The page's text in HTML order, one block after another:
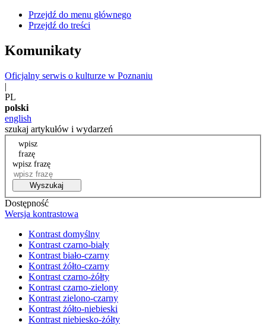
Przejdź do menu głównego
Przejdź do treści
Komunikaty
Oficjalny serwis o kulturze w Poznaniu
|
PL
polski
english
szukaj artykułów i wydarzeń
wpisz
frazę
wpisz frazę
Wyszukaj
Dostępność
Wersja kontrastowa
Kontrast domyślny
Kontrast czarno-biały
Kontrast biało-czarny
Kontrast żółto-czarny
Kontrast czarno-żółty
Kontrast czarno-zielony
Kontrast zielono-czarny
Kontrast żółto-niebieski
Kontrast niebiesko-żółty